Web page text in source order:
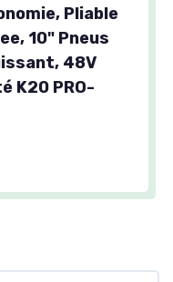
Pliable
10" Pneus
48V
K20 PRO-